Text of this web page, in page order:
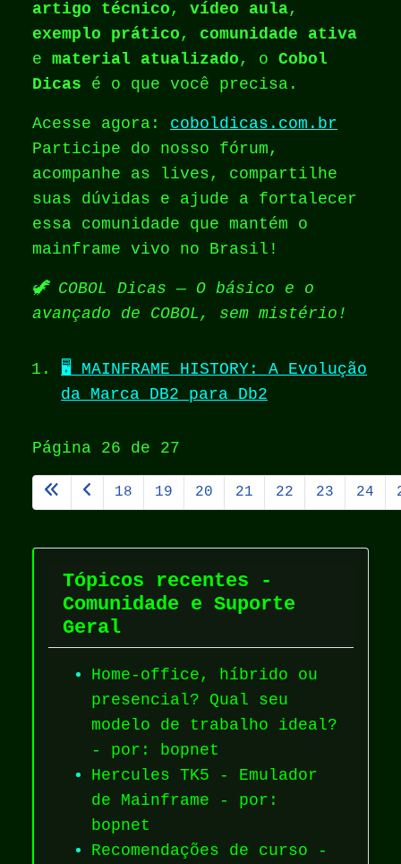
artigo técnico , vídeo aula,
exemplo prático , comunidade ativa
e material atualizado , o Cobol
Dicas é o que você precisa.
Acesse agora: coboldicas.com.br
Participe do nosso fórum,
acompanhe as lives, compartilhe
suas dúvidas e ajude a fortalecer
essa comunidade que mantém o
mainframe vivo no Brasil!
🦖 COBOL Dicas — O básico e o
avançado de COBOL, sem mistério!
🖥️ MAINFRAME HISTORY: A Evolução
da Marca DB2 para Db2
Página 26 de 27
18 19 20 21 22 23 24
Tópicos recentes -
Comunidade e Suporte
Geral
Home-office, híbrido ou
presencial? Qual seu
modelo de trabalho ideal?
- por: bopnet
Hercules TK5 - Emulador
de Mainframe - por:
bopnet
Recomendações de curso -